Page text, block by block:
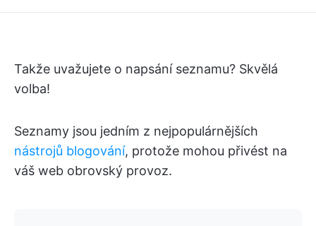
Takže uvažujete o napsání seznamu? Skvělá
volba!
Seznamy jsou jedním z nejpopulárnějších
nástrojů blogování, protože mohou přivést na
váš web obrovský provoz.